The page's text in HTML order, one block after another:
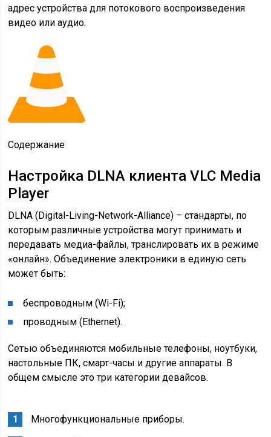
адрес устройства для потокового воспроизведения
видео или аудио.
Содержание
Настройка DLNA клиента VLC Media
Player
DLNA (Digital-Living-Network-Alliance) – стандарты, по
которым различные устройства могут принимать и
передавать медиа-файлы, транслировать их в режиме
«онлайн». Объединение электроники в единую сеть
может быть:
беспроводным (Wi-Fi);
проводным (Ethernet).
Сетью объединяются мобильные телефоны, ноутбуки,
настольные ПК, смарт-часы и другие аппараты. В
общем смысле это три категории девайсов.
Многофункциональные приборы.